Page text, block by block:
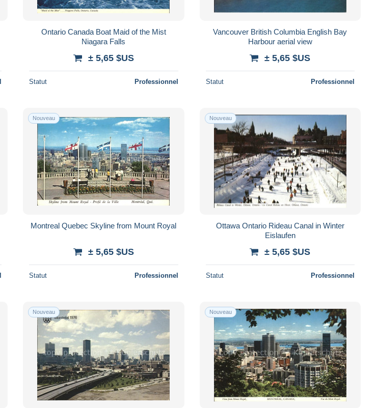
Ontario Canada Boat Maid of the Mist
Niagara Falls
± 5,65 $US
Statut Professionnel
Vancouver British Columbia English Bay
Harbour aerial view
± 5,65 $US
Statut Professionnel
Nouveau
Montreal Quebec Skyline from Mount Royal
± 5,65 $US
Statut Professionnel
Nouveau
Ottawa Ontario Rideau Canal in Winter
Eislaufen
± 5,65 $US
Statut Professionnel
Nouveau Nouveau